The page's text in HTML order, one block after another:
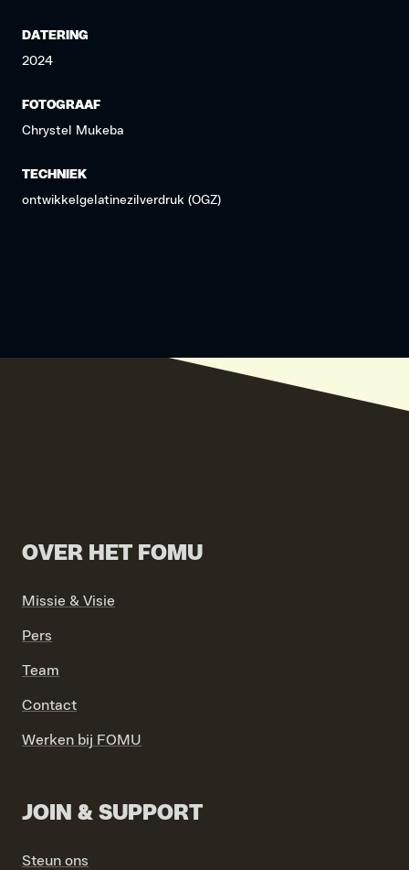
DATERING
2024
FOTOGRAAF
Chrystel Mukeba
TECHNIEK
ontwikkelgelatinezilverdruk (OGZ)
OVER HET FOMU
Missie & Visie
Pers
Team
Contact
Werken bij FOMU
JOIN & SUPPORT
Steun ons
VIND EXPO’S, ACTIVITEITEN & INFORMATIE